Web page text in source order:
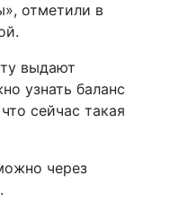
отметили в
выдают
узнать баланс
сейчас такая
через